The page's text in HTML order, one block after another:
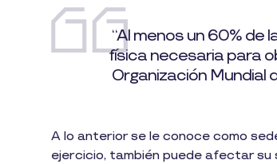
“Al menos un 60% de
física necesaria para
Organización Mundial
A lo anterior se le conoce como
ejercicio, también puede afectar su